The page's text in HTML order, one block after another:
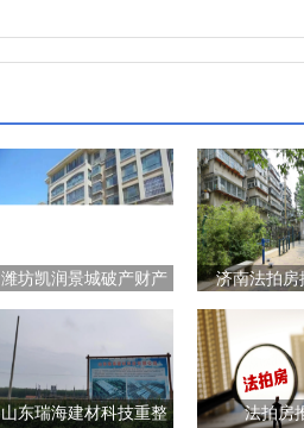
潍坊凯润景城破产财产 济南法拍房
山东瑞海建材科技重整
法拍房